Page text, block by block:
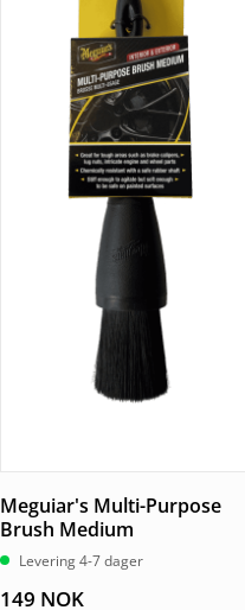
Meguiar's Multi-Purpose
Brush Medium
Levering 4-7 dager
149 NOK